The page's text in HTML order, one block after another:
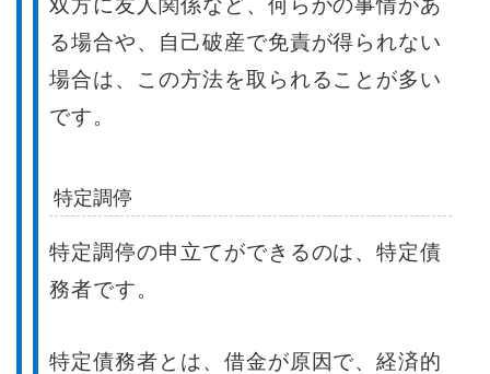
双方に友人関係など、何らかの事情があ
る場合や、自己破産で免責が得られない
場合は、この方法を取られることが多い
です。
特定調停
特定調停の申立てができるのは、特定債
務者です。
特定債務者とは、借金が原因で、経済的